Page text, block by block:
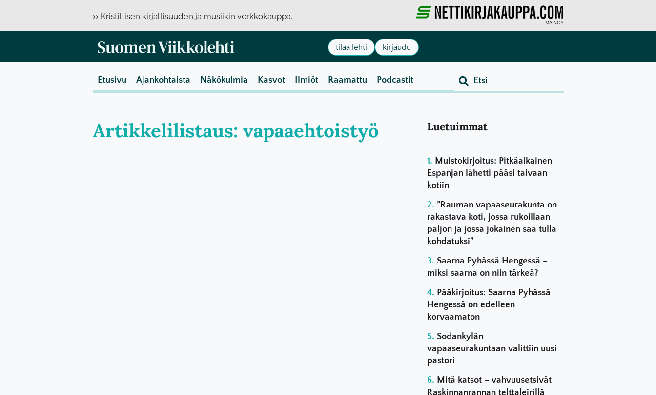
›› Kristillisen kirjallisuuden ja musiikin verkkokauppa.
MAINOS
tilaa lehti kirjaudu
Etusivu Ajankohtaista Näkökulmia Kasvot Ilmiöt Raamattu Podcastit
Artikkelilistaus: vapaaehtoistyö Luetuimmat
Muistokirjoitus: Pitkäaikainen
Espanjan lähetti pääsi taivaan
kotiin
”Rauman vapaaseurakunta on
rakastava koti, jossa rukoillaan
paljon ja jossa jokainen saa tulla
kohdatuksi”
Saarna Pyhässä Hengessä –
miksi saarna on niin tärkeä?
Pääkirjoitus: Saarna Pyhässä
Hengessä on edelleen
korvaamaton
Sodankylän
vapaaseurakuntaan valittiin uusi
pastori
Mitä katsot – vahvuusetsivät
Raskinnanrannan telttaleirillä